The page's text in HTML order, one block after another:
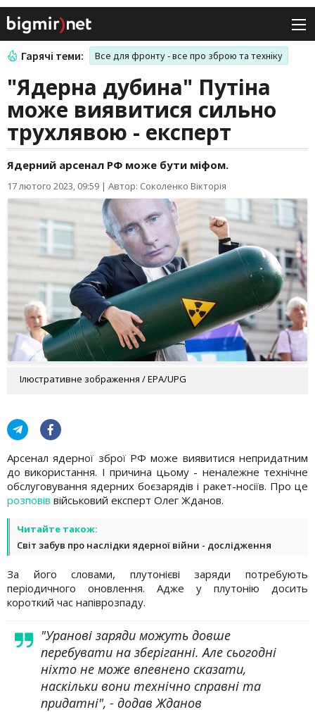
Гарячі теми: Все для фронту - все про зброю та техніку
"Ядерна дубина" Путіна
може виявитися сильно
трухлявою - експерт
Ядерний арсенал РФ може бути міфом.
17 лютого 2023, 09:59 | Автор: Соколенко Вікторія
Ілюстративне зображення / EPA/UPG
Арсенал ядерної зброї РФ може виявитися непридатним
до використання. І причина цьому - неналежне технічне
обслуговування ядерних боєзарядів і ракет-носіїв. Про це
розповів військовий експерт Олег Жданов.
Читайте також:
Світ забув про наслідки ядерної війни - дослідження
За його словами, плутонієві заряди потребують
періодичного оновлення. Адже у плутонію досить
короткий час напіврозпаду.
"Уранові заряди можуть довше
перебувати на зберіганні. Але сьогодні
ніхто не може впевнено сказати,
наскільки вони технічно справні та
придатні", - додав Жданов